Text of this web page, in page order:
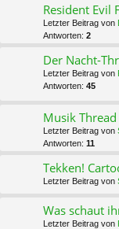
Resident Evil
Letzter Beitrag von
Antworten: 2
Der Nacht-
Letzter Beitrag von
Antworten: 45
Musik Thread
Letzter Beitrag von
Antworten: 11
Tekken!
Letzter Beitrag von
Was schaut
Letzter Beitrag von